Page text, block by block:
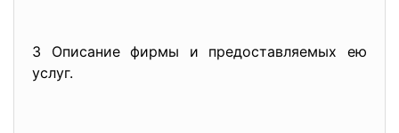
3 Описание фирмы и предоставляемых ею
услуг.